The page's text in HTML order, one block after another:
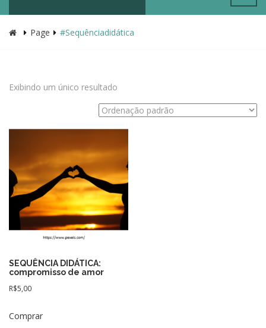
Page #sequênciadidática
Exibindo um único resultado
SEQUÊNCIA DIDÁTICA:
compromisso de amor
R$5,00
Comprar